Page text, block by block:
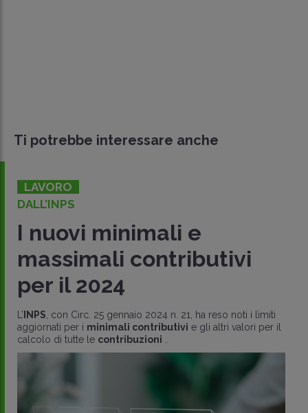
Ti potrebbe interessare anche
LAVORO
DALL’INPS
I nuovi minimali e
massimali contributivi
per il 2024
L’ INPS , con Circ. 25 gennaio 2024 n. 21, ha reso noti i limiti
aggiornati per i minimali contributivi e gli altri valori per il
calcolo di tutte le contribuzioni